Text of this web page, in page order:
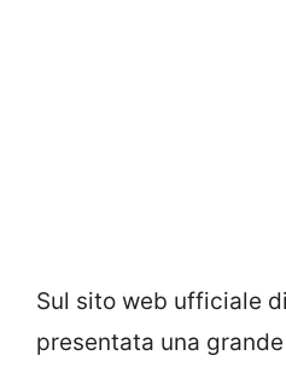
Sul sito web ufficiale
presentata una